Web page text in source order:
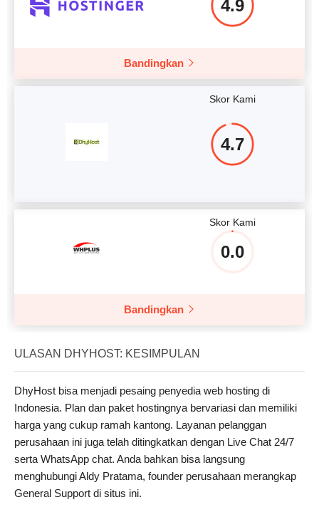
4.9
Bandingkan
Skor Kami
4.7
Skor Kami
0.0
Bandingkan
ULASAN DHYHOST: KESIMPULAN
DhyHost bisa menjadi pesaing penyedia web hosting di
Indonesia. Plan dan paket hostingnya bervariasi dan memiliki
harga yang cukup ramah kantong. Layanan pelanggan
perusahaan ini juga telah ditingkatkan dengan Live Chat 24/7
serta WhatsApp chat. Anda bahkan bisa langsung
menghubungi Aldy Pratama, founder perusahaan merangkap
General Support di situs ini.